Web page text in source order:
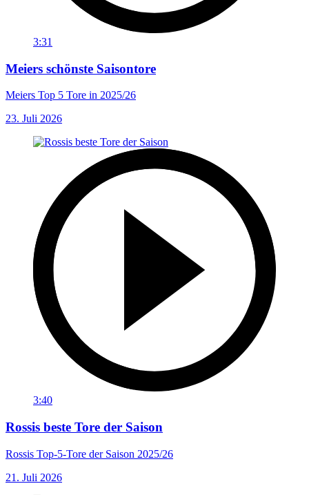
3:31
Meiers schönste Saisontore
Meiers Top 5 Tore in 2025/26
23. Juli 2026
3:40
Rossis beste Tore der Saison
Rossis Top-5-Tore der Saison 2025/26
21. Juli 2026